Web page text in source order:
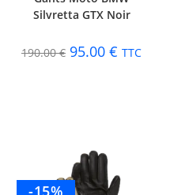
Silvretta GTX Noir
190.00€ 95.00 € TTC
-15%